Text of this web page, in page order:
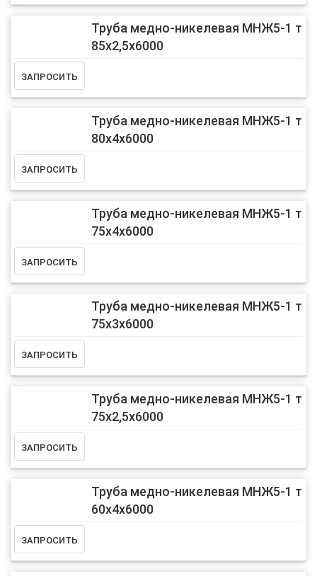
Труба медно-никелевая МНЖ5-1 т
85х2,5х6000
Труба медно-никелевая МНЖ5-1 т
80х4х6000
Труба медно-никелевая МНЖ5-1 т
75х4х6000
Труба медно-никелевая МНЖ5-1 т
75х3х6000
Труба медно-никелевая МНЖ5-1 т
75х2,5х6000
Труба медно-никелевая МНЖ5-1 т
60х4х6000